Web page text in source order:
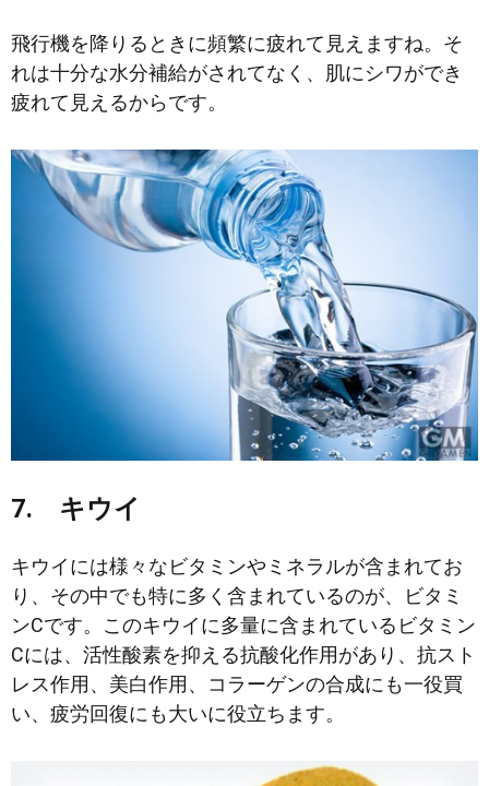
飛行機を降りるときに頻繁に疲れて見えますね。そ
れは十分な水分補給がされてなく、肌にシワができ
疲れて見えるからです。
7. キウイ
キウイには様々なビタミンやミネラルが含まれてお
り、その中でも特に多く含まれているのが、ビタミ
ンCです。このキウイに多量に含まれているビタミン
Cには、活性酸素を抑える抗酸化作用があり、抗スト
レス作用、美白作用、コラーゲンの合成にも一役買
い、疲労回復にも大いに役立ちます。